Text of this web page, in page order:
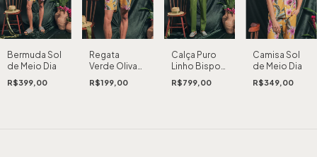
Bermuda Sol
de Meio Dia
R$399,00
Regata
Verde Oliva
Tabuleiros
R$199,00
Calça Puro
Linho Bispo
Solar
R$799,00
Camisa Sol
de Meio Dia
R$349,00